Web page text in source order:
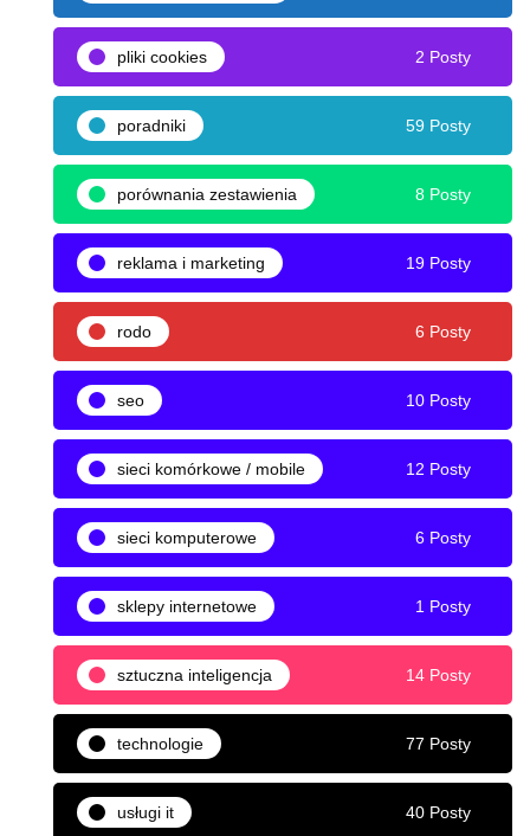
pliki cookies 2 Posty
poradniki 59 Posty
porównania zestawienia 8 Posty
reklama i marketing 19 Posty
rodo 6 Posty
seo 10 Posty
sieci komórkowe / mobile 12 Posty
sieci komputerowe 6 Posty
sklepy internetowe 1 Posty
sztuczna inteligencja 14 Posty
technologie 77 Posty
usługi it 40 Posty